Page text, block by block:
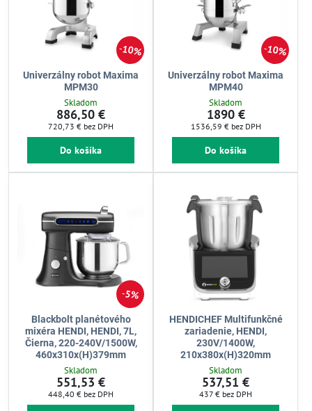
10%
Univerzálny robot Maxima
MPM30
Skladom
886,50 €
720,73 € bez DPH
Do košíka
10%
Univerzálny robot Maxima
MPM40
Skladom
1890 €
1536,59 € bez DPH
Do košíka
5%
Blackbolt planétového
mixéra HENDI, HENDI, 7L,
Čierna, 220-240V/1500W,
460x310x(H)379mm
Skladom
551,53 €
448,40 € bez DPH
HENDICHEF Multifunkčné
zariadenie, HENDI,
230V/1400W,
210x380x(H)320mm
Skladom
537,51 €
437 € bez DPH